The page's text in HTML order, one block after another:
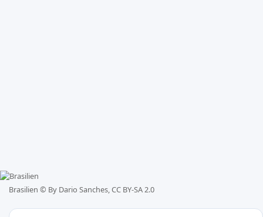
Brasilien © By Dario Sanches, CC BY-SA 2.0